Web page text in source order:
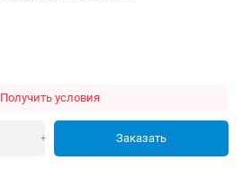
Получить условия
+ Заказать